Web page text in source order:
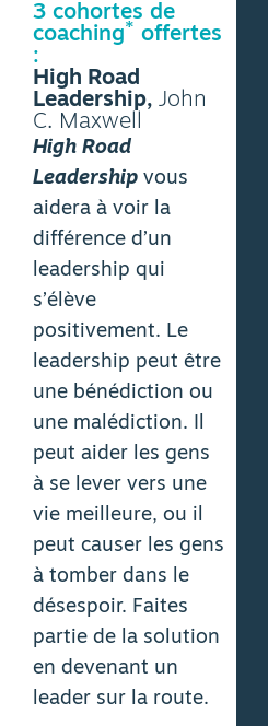
3 cohortes de
coaching* offertes
:
High Road
Leadership, John
C. Maxwell
High Road
Leadership vous
aidera à voir la
différence d’un
leadership qui
s’élève
positivement. Le
leadership peut être
une bénédiction ou
une malédiction. Il
peut aider les gens
à se lever vers une
vie meilleure, ou il
peut causer les gens
à tomber dans le
désespoir. Faites
partie de la solution
en devenant un
leader sur la route.